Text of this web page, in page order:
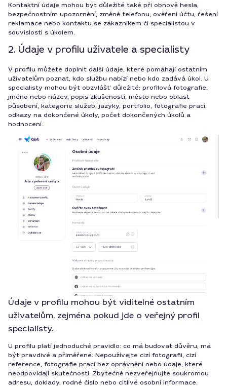
Kontaktní údaje mohou být důležité také při obnově hesla,
bezpečnostním upozornění, změně telefonu, ověření účtu, řešení
reklamace nebo kontaktu se zákazníkem či specialistou v
souvislosti s úkolem.
2. Údaje v profilu uživatele a specialisty
V profilu můžete doplnit další údaje, které pomáhají ostatním
uživatelům poznat, kdo službu nabízí nebo kdo zadává úkol. U
specialisty mohou být obzvlášť důležité: profilová fotografie,
jméno nebo název, popis zkušeností, město nebo oblast
působení, kategorie služeb, jazyky, portfolio, fotografie prací,
odkazy na dokončené úkoly, počet dokončených úkolů a
hodnocení.
Údaje v profilu mohou být viditelné ostatním
uživatelům, zejména pokud jde o veřejný profil
specialisty.
U profilu platí jednoduché pravidlo: co má budovat důvěru, má
být pravdivé a přiměřené. Nepoužívejte cizí fotografii, cizí
reference, fotografie prací bez oprávnění nebo údaje, které
neodpovídají skutečnosti. Zbytečně nezveřejňujte soukromou
adresu, doklady, rodné číslo nebo citlivé osobní informace.